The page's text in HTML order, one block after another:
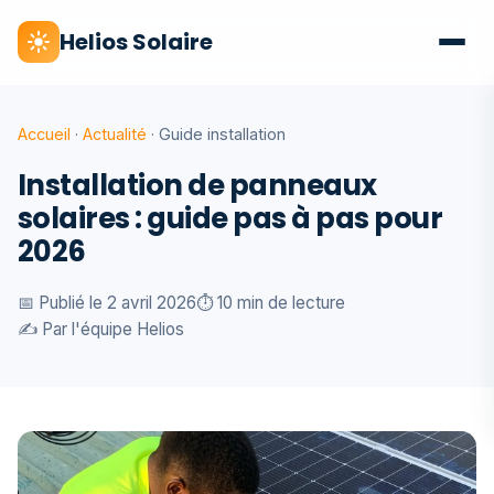
Helios Solaire
Accueil · Actualité · Guide installation
Installation de panneaux
solaires : guide pas à pas pour
2026
📅 Publié le 2 avril 2026⏱️ 10 min de lecture
✍️ Par l'équipe Helios